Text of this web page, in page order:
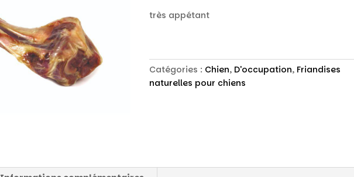
très appétant
Catégories : Chien, D'occupation, Friandises
naturelles pour chiens